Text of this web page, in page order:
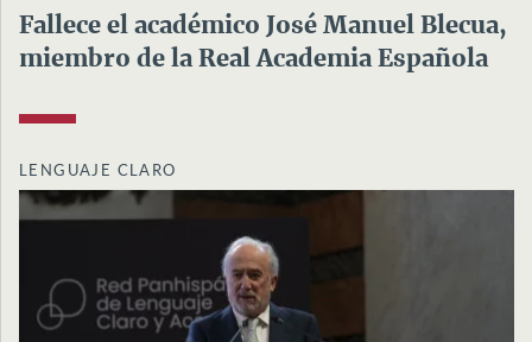
Fallece el académico José Manuel Blecua,
miembro de la Real Academia Española
LENGUAJE CLARO